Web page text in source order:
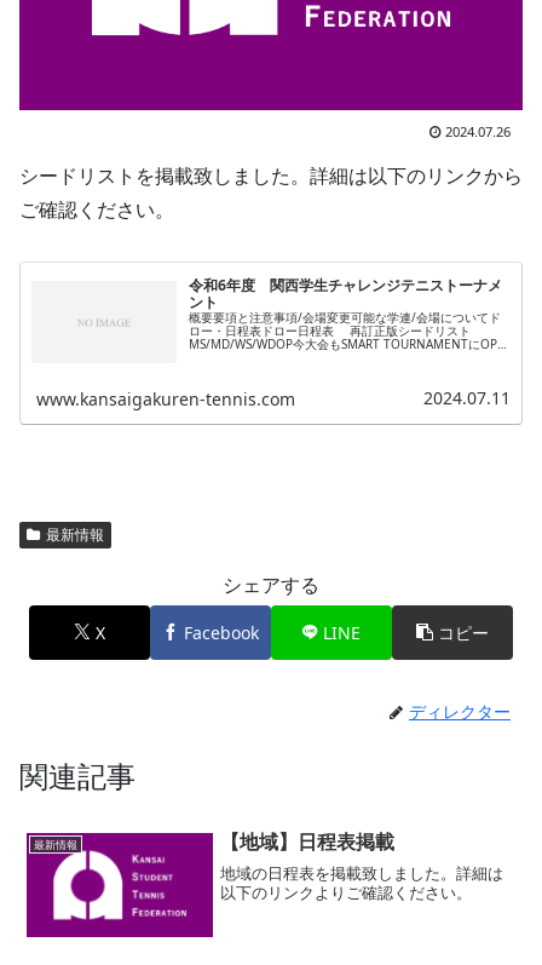
2024.07.26
シードリストを掲載致しました。詳細は以下のリンクから
ご確認ください。
令和6年度 関西学生チャレンジテニストーナメ
ント
概要要項と注意事項/会場変更可能な学連/会場についてド
ロー・日程表ドロー日程表 再訂正版シードリスト
MS/MD/WS/WDOP今大会もSMART TOURNAMENTにOPを
www.kansaigakuren-tennis.com 2024.07.11
最新情報
シェアする
X Facebook LINE コピー
ディレクター
関連記事
最新情報 【地域】日程表掲載
地域の日程表を掲載致しました。詳細は
以下のリンクよりご確認ください。